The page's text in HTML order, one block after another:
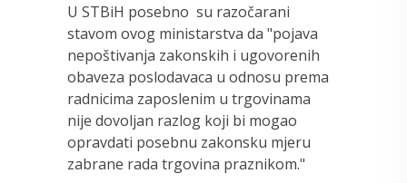
U STBiH posebno su razočarani
stavom ovog ministarstva da "pojava
nepoštivanja zakonskih i ugovorenih
obaveza poslodavaca u odnosu prema
radnicima zaposlenim u trgovinama
nije dovoljan razlog koji bi mogao
opravdati posebnu zakonsku mjeru
zabrane rada trgovina praznikom."